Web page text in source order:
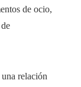
de ocio,
relación